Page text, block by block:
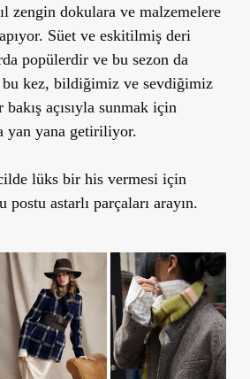
zengin dokulara ve malzemelere
Süet ve eskitilmiş deri
popülerdir ve bu sezon da
kez, bildiğimiz ve sevdiğimiz
açısıyla sunmak için
yan yana getiriliyor.
lüks bir his vermesi için
astarlı parçaları arayın.